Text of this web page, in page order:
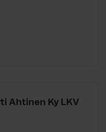
Ahtinen Ky LKV